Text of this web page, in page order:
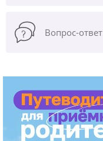
Вопрос-ответ